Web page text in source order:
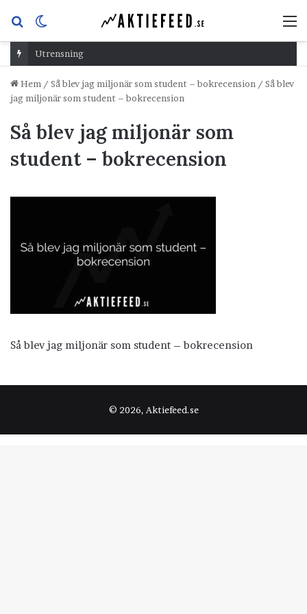
Sök
efterskin
Utrensning
Hem / Så blev jag miljonär som student – bokrecension / Så blev
jag miljonär som student – bokrecension
Så blev jag miljonär som
student – bokrecension
Så blev jag miljonär som student – bokrecension
© 2026, Aktiefeed.se